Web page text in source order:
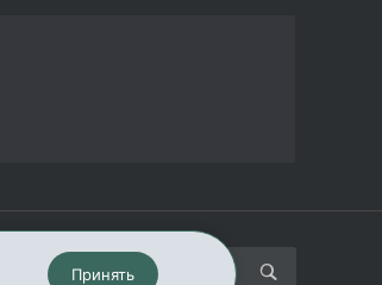
Принять